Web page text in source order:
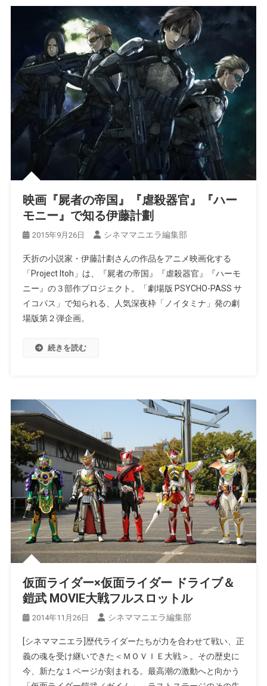
映画『屍者の帝国』『虐殺器官』『ハー
モニー』で知る伊藤計劃
2015年9月26日 シネママニエラ編集部
夭折の小説家・伊藤計劃さんの作品をアニメ映画化する
「Project Itoh」は、『屍者の帝国』『虐殺器官』『ハーモ
ニー』の３部作プロジェクト。「劇場版 PSYCHO-PASS サ
イコパス」で知られる、人気深夜枠「ノイタミナ」発の劇
場版第２弾企画。
続きを読む
仮面ライダー×仮面ライダー ドライブ＆
鎧武 MOVIE大戦フルスロットル
2014年11月26日 シネママニエラ編集部
[シネママニエラ]歴代ライダーたちが力を合わせて戦い、正
義の魂を受け継いできた＜ＭＯＶＩＥ大戦＞。その歴史に
今、新たな１ページが刻まれる。最高潮の激動へと向かう